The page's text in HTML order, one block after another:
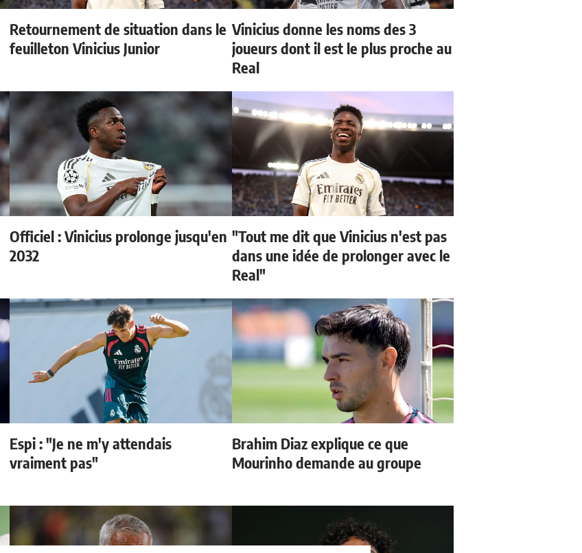
Retournement de situation dans le
feuilleton Vinicius Junior
Vinicius donne les noms des 3
joueurs dont il est le plus proche au
Real
Officiel : Vinicius prolonge jusqu'en
2032
"Tout me dit que Vinicius n'est pas
dans une idée de prolonger avec le
Real"
Espi : "Je ne m'y attendais
vraiment pas"
Brahim Diaz explique ce que
Mourinho demande au groupe